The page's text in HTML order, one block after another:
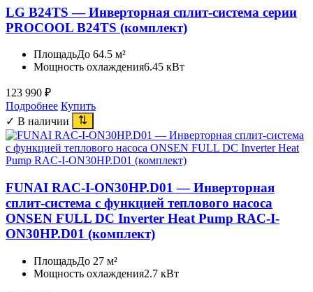
LG B24TS — Инверторная сплит-система серии
PROCOOL B24TS (комплект)
ПлощадьДо 64.5 м²
Мощность охлаждения6.45 кВт
123 990 ₽
Подробнее Купить
✓ В наличии
FUNAI RAC-I-ON30HP.D01 — Инверторная
сплит-система с функцией теплового насоса
ONSEN FULL DC Inverter Heat Pump RAC-I-
ON30HP.D01 (комплект)
ПлощадьДо 27 м²
Мощность охлаждения2.7 кВт